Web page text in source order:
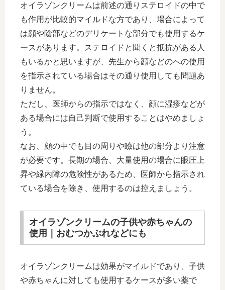
オイラゾンクリームは前述の通りステロイドの中で
も作用が比較的マイルドな方であり、場合によって
は顔や陰部などのデリケートな部分でも使用するケ
ースがあります。ステロイドと聞くと抵抗がある人
もいるかと思いますが、先生から顔などのへの使用
を指示されている場合はその通り使用しても問題あ
りません。
ただし、医師からの指示ではなく、顔に湿疹などが
ある場合には自己判断で使用することはやめましょ
う。
なお、顔の中でも目の周りや瞼は他の部分より注意
が必要です。長期の場合、大量使用の場合に眼圧上
昇や緑内障の危険性があるため、医師から指示され
ている場合を除き、使用するのは控えましょう。
オイラゾンクリームの子供や赤ちゃんの
使用｜おむつかぶれなどにも
オイラゾンクリームは効果がマイルドであり、子供
や赤ちゃんに対しても使用するケースが多い薬で